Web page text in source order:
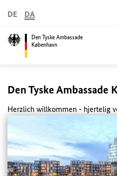
Den Tyske Ambassade
København
DE DA
Den Tyske Ambassade
Herzlich willkommen - hjertelig